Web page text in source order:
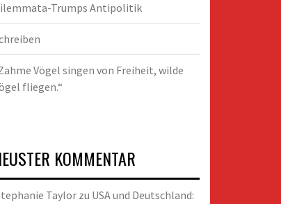
Trumps Antipolitik
Vögel singen von Freiheit, wilde
fliegen.“
KOMMENTAR
Taylorzu USA und Deutschland: